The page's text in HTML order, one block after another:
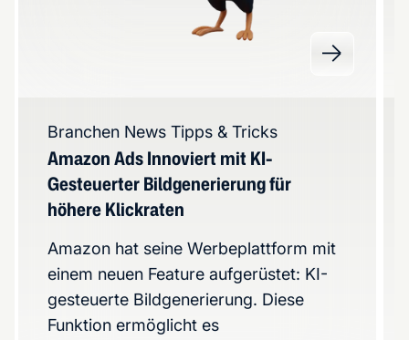
Branchen News Tipps & Tricks
Amazon Ads Innoviert mit KI-
Gesteuerter Bildgenerierung für
höhere Klickraten
Amazon hat seine Werbeplattform mit
einem neuen Feature aufgerüstet: KI-
gesteuerte Bildgenerierung. Diese
Funktion ermöglicht es